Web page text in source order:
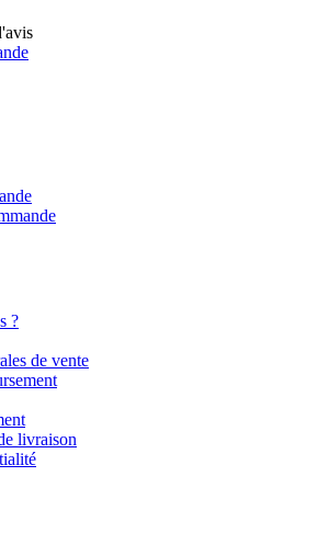
?
de vente
livraison